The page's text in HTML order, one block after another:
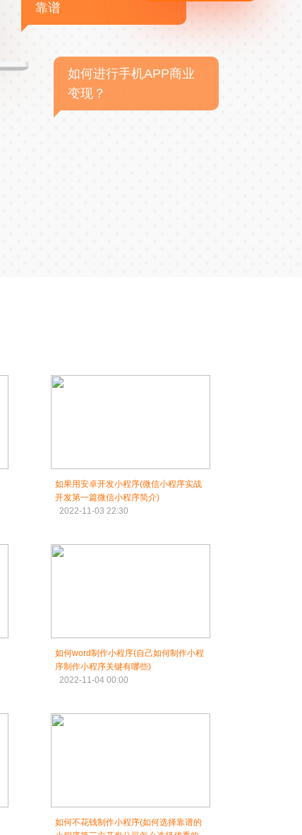
靠谱
如何进行手机APP商业
变现？
如果用安卓开发小程序(微信小程序实战
开发第一篇微信小程序简介)
2022-11-03 22:30
如何word制作小程序(自己如何制作小程
序制作小程序关键有哪些)
2022-11-04 00:00
如何不花钱制作小程序(如何选择靠谱的